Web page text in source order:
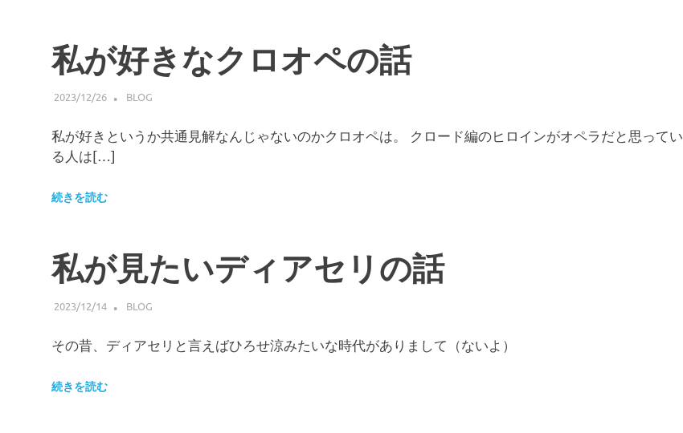
私が好きなクロオペの話
2023/12/26 HIROSERYO
BLOG
私が好きというか共通見解なんじゃないのかクロオペは。 クロード編のヒロインがオペラだと思ってい
る人は[…]
続きを読む
私が見たいディアセリの話
2023/12/14 HIROSERYO
BLOG
その昔、ディアセリと言えばひろせ涼みたいな時代がありまして（ないよ）
続きを読む